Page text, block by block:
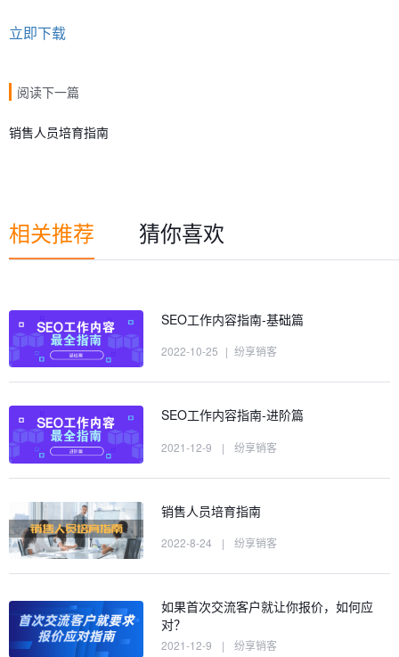
立即下载
阅读下一篇
销售人员培育指南
相关推荐 猜你喜欢
SEO工作内容指南-基础篇
2022-10-25 | 纷享销客
SEO工作内容指南-进阶篇
2021-12-9 | 纷享销客
销售人员培育指南
2022-8-24 | 纷享销客
如果首次交流客户就让你报价，如何应
对？
2021-12-9 | 纷享销客